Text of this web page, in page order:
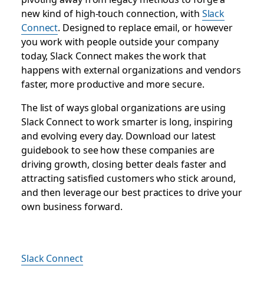
new kind of high-touch connection, with Slack
Connect. Designed to replace email, or however
you work with people outside your company
today, Slack Connect makes the work that
happens with external organizations and vendors
faster, more productive and more secure.
The list of ways global organizations are using
Slack Connect to work smarter is long, inspiring
and evolving every day. Download our latest
guidebook to see how these companies are
driving growth, closing better deals faster and
attracting satisfied customers who stick around,
and then leverage our best practices to drive your
own business forward.
Slack Connect